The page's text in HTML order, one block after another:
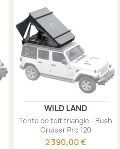
WILD LAND
Tente de toit triangle - Bush
Cruiser Pro 120
2 390,00 €